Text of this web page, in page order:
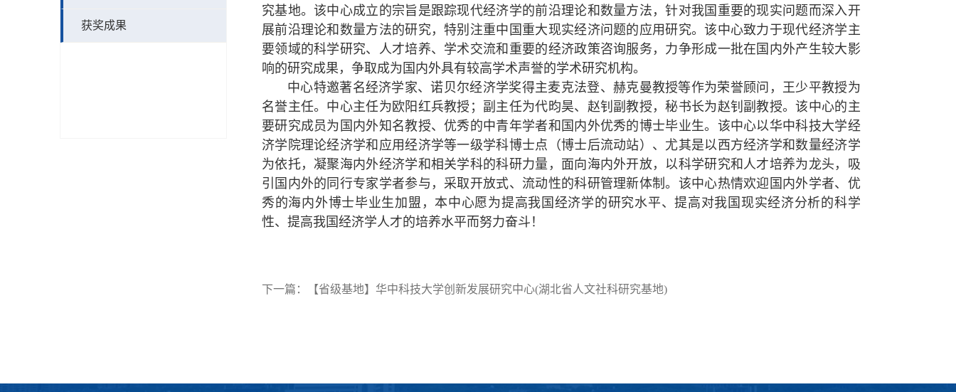
获奖成果
究基地。该中心成立的宗旨是跟踪现代经济学的前沿理论和数量方法，针对我国重要的现实问题而深入开
展前沿理论和数量方法的研究，特别注重中国重大现实经济问题的应用研究。该中心致力于现代经济学主
要领域的科学研究、人才培养、学术交流和重要的经济政策咨询服务，力争形成一批在国内外产生较大影
响的研究成果，争取成为国内外具有较高学术声誉的学术研究机构。
中心特邀著名经济学家、诺贝尔经济学奖得主麦克法登、赫克曼教授等作为荣誉顾问，王少平教授为
名誉主任。中心主任为欧阳红兵教授；副主任为代昀昊、赵钊副教授，秘书长为赵钊副教授。该中心的主
要研究成员为国内外知名教授、优秀的中青年学者和国内外优秀的博士毕业生。该中心以华中科技大学经
济学院理论经济学和应用经济学等一级学科博士点（博士后流动站）、尤其是以西方经济学和数量经济学
为依托，凝聚海内外经济学和相关学科的科研力量，面向海内外开放，以科学研究和人才培养为龙头，吸
引国内外的同行专家学者参与，采取开放式、流动性的科研管理新体制。该中心热情欢迎国内外学者、优
秀的海内外博士毕业生加盟，本中心愿为提高我国经济学的研究水平、提高对我国现实经济分析的科学
性、提高我国经济学人才的培养水平而努力奋斗！
下一篇： 【省级基地】华中科技大学创新发展研究中心(湖北省人文社科研究基地)